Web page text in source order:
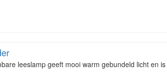
leeslamp geeft mooi warm gebundeld licht en